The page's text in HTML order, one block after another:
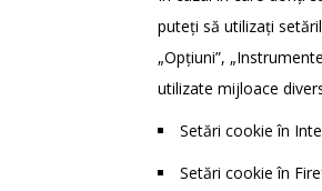
puteți să utilizați
„Opțiuni”,
utilizate mijloace
Setări cookie în
Setări cookie în